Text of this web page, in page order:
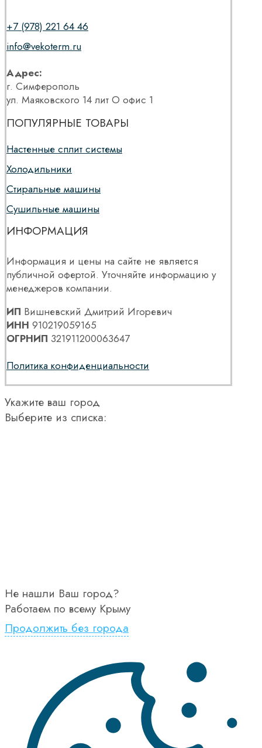
+7 (978) 221 64 46
info@vekoterm.ru
Адрес:
г. Симферополь
ул. Маяковского 14 лит О офис 1
ПОПУЛЯРНЫЕ ТОВАРЫ
Настенные сплит системы
Холодильники
Стиральные машины
Сушильные машины
ИНФОРМАЦИЯ
Информация и цены на сайте не является
публичной офертой. Уточняйте информацию у
менеджеров компании.
ИП Вишневский Дмитрий Игоревич
ИНН 910219059165
ОГРНИП 321911200063647
Политика конфиденциальности
Укажите ваш город
Выберите из списка:
Не нашли Ваш город?
Работаем по всему Крыму
Продолжить без города